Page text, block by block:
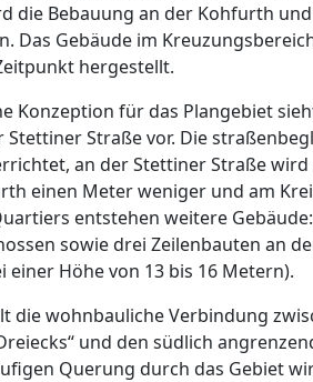
die Bebauung an der Kohfurth
Das Gebäude im
hergestellt.
Konzeption für das Plangebiet
Straße vor. Die
an der Stettiner Straße
einen Meter weniger und am
entstehen weitere
sowie drei Zeilenbauten an
einer Höhe von 13 bis 16 Metern).
die wohnbauliche Verbindung
und den südlich
Querung durch das Gebiet